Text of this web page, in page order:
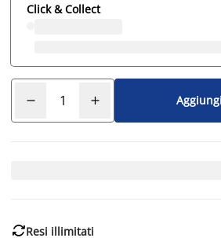
Click & Collect
Resi illimitati